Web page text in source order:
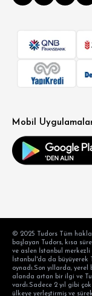
Mobil
© 2025 Tudors Tüm
başlayan Tudors, kısa
ve aslen İstanbul
İstanbul'da da büyüyerek
oynadı.Son yıllarda,
alanda artan bir ilgi ve
vardı.Sadece 2 yıl gibi
ülkeye yerleştirmiş ve